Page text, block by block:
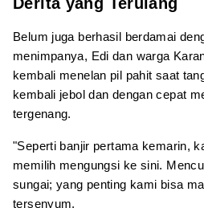
Belum juga berhasil berdamai
menimpanya, Edi dan warga
kembali menelan pil pahit saat
kembali jebol dan dengan cepat
tergenang.
"Seperti banjir pertama kemarin,
memilih mengungsi ke sini.
sungai; yang penting kami bisa
tersenyum.